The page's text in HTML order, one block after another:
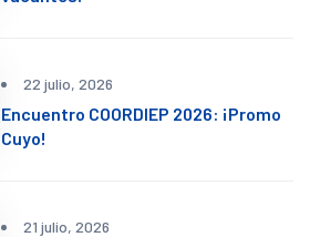
22 julio, 2026
Encuentro COORDIEP 2026: ¡Promo
Cuyo!
21 julio, 2026